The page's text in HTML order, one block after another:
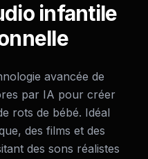
infantile
avancée de
par IA pour créer
rots de bébé. Idéal
des films et des
des sons réalistes